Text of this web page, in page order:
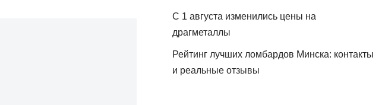
С 1 августа изменились цены на
драгметаллы
Рейтинг лучших ломбардов Минска: контакты
и реальные отзывы